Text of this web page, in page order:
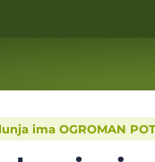
ima OGROMAN